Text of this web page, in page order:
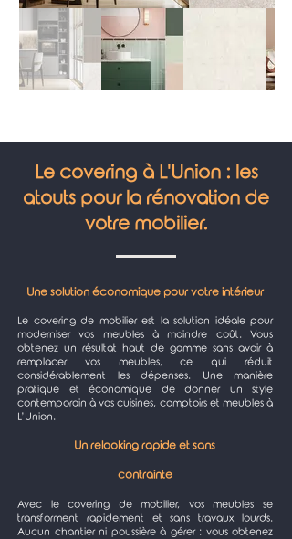
Le covering à L'Union : les
atouts pour la rénovation de
votre mobilier.
Une solution économique pour votre intérieur
Le covering de mobilier est la solution idéale pour
moderniser vos meubles à moindre coût. Vous
obtenez un résultat haut de gamme sans avoir à
remplacer vos meubles, ce qui réduit
considérablement les dépenses. Une manière
pratique et économique de donner un style
contemporain à vos cuisines, comptoirs et meubles à
L’Union.
Un relooking rapide et sans
contrainte
Avec le covering de mobilier, vos meubles se
transforment rapidement et sans travaux lourds.
Aucun chantier ni poussière à gérer : vous obtenez